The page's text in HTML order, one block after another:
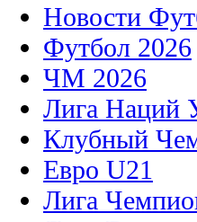
Новости
Футбол 2026
ЧМ 2026
Лига Наций
Клубный
Евро U21
Лига